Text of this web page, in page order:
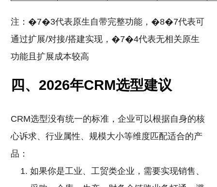
注：�7�3代表原生自带完整功能，�8�7代表可
通过扩展/对接/搭建实现，�7�4代表无相关原生
功能且扩展成本较高
四、2026年CRM选型建议
CRM选型没有统一的标准，企业可以根据自身的核
心诉求、行业属性、规模大小等维度匹配适合的产
品：
如果你是工业、工贸类企业，需要实现销售、